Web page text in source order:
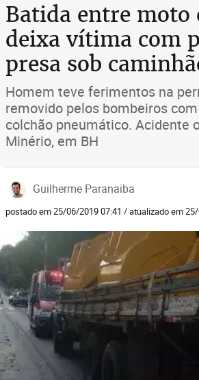
Batida entre moto
deixa vítima com
presa sob
Homem teve ferimentos na
removido pelos bombeiros
colchão pneumático. Acidente
Minério, em BH
Guilherme Paranaiba
postado em 25/06/2019 07:41 / atualizado em